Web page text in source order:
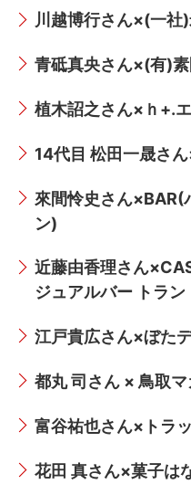
川越博行さん×(一社
青砥真央さん×(有)
植木詔之さん×ｈ+.
14代目 松田一晟さ
來間怜史さん×BAR(
ン)
近藤由香理さん
ジュアルバー トラン
江戸貴広さん×ぼた
都丸 司さん × 鳥取
富谷祐也さん×トラ
花田 真さん×菓子は